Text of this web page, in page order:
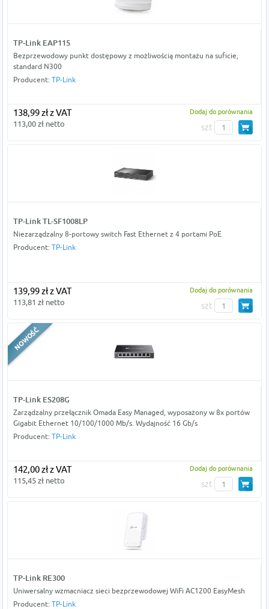
TP-Link EAP115
Bezprzewodowy punkt dostępowy z możliwością montażu na suficie,
standard N300
Producent: TP-Link
138,99 zł z VAT
113,00 zł netto
Dodaj do porównania
szt
TP-Link TL-SF1008LP
Niezarządzalny 8-portowy switch Fast Ethernet z 4 portami PoE
Producent: TP-Link
139,99 zł z VAT
113,81 zł netto
Dodaj do porównania
szt
TP-Link ES208G
Zarządzalny przełącznik Omada Easy Managed, wyposażony w 8x portów
Gigabit Ethernet 10/100/1000 Mb/s. Wydajność 16 Gb/s
Producent: TP-Link
142,00 zł z VAT
115,45 zł netto
Dodaj do porównania
szt
TP-Link RE300
Uniwersalny wzmacniacz sieci bezprzewodowej WiFi AC1200 EasyMesh
Producent: TP-Link